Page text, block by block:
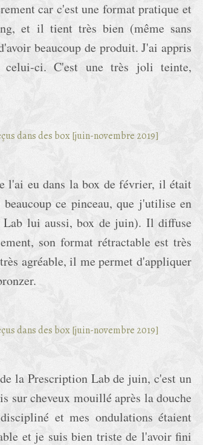
car c'est une format pratique et
et il tient très bien (même sans
beaucoup de produit. J'ai appris
ci. C'est une très joli teinte,
l'ai eu dans la box de février, il était
ce pinceau, que j'utilise en
lui aussi, box de juin). Il diffuse
son format rétractable est très
agréable, il me permet d'appliquer
la Prescription Lab de juin, c'est un
sur cheveux mouillé après la douche
et mes ondulations étaient
et je suis bien triste de l'avoir fini